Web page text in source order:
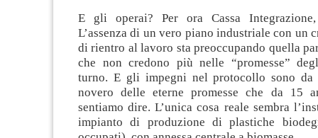
E gli operai? Per ora Cassa
L’assenza di un vero piano industriale con un
di rientro al lavoro sta preoccupando quella
che non credono più nelle “promesse”
turno. E gli impegni nel protocollo sono da
novero delle eterne promesse che da 15
sentiamo dire. L’unica cosa reale sembra
impianto di produzione di plastiche